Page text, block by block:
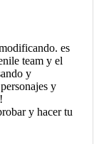
es
team y el
y
y
y hacer tu